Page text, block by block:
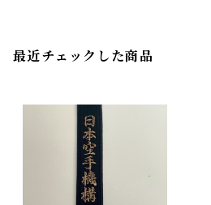
最近チェックした商品